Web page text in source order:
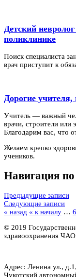
Детский
поликлинике
Поиск специалиста
врач приступит к
Дорогие
Учитель — важный
врачи, строители
Благодарим вас, что
Желаем крепко
учеников.
Навигация
Предыдущие записи
Следующие записи
« назад « к началу …
© 2019
здравоохранения
Адрес: Ленина ул.,
Чукотский